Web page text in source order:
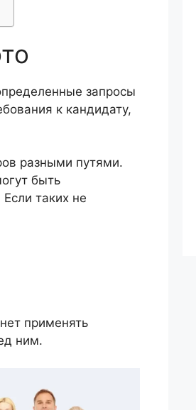
запросы
к кандидату,
разными путями.
быть
таких не
применять
ним.